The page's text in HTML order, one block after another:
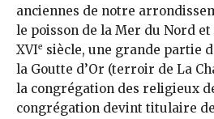
anciennes de notre
le poisson de la Mer du Nord et
XVIe siècle, une grande partie
la Goutte d’Or (terroir de La
la congrégation des religieux
congrégation devint titulaire